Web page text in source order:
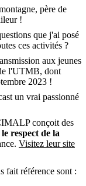
père de
!
que j'ai posé
ces activités ?
aux jeunes
l'UTMB, dont
2023 !
un vrai passionné
conçoit des
respect de la
Visitez leur site
fait référence sont :